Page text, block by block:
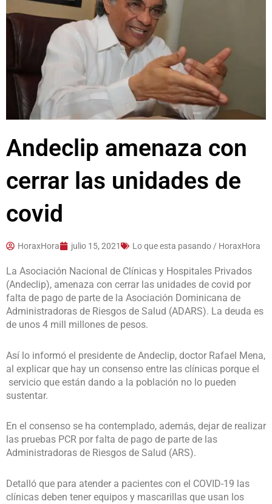
Andeclip amenaza con
cerrar las unidades de
covid
HoraxHora julio 15, 2021 Lo que esta pasando / HoraxHora
La Asociación Nacional de Clínicas y Hospitales Privados
(Andeclip), amenaza con cerrar las unidades de covid por
falta de pago de parte de la Asociación Dominicana de
Administradoras de Riesgos de Salud (ADARS). La deuda es
de unos 4 mill millones de pesos.
Así lo informó el presidente de Andeclip, doctor Rafael Mena,
al explicar que hay un consenso entre las clínicas porque el
servicio que están dando a la población no lo pueden
sustentar.
En el consenso se ha contemplado, además, dejar de realizar
las pruebas PCR por falta de pago de parte de las
Administradoras de Riesgos de Salud (ARS).
Detalló que para atender a pacientes con el COVID-19 las
clínicas deben tener equipos y mascarillas que usan los